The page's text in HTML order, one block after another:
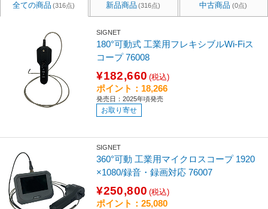
全ての商品 (316点) 新品商品 (316点) 中古商品 (0点)
SIGNET
180°可動式 工業用フレキシブルWi-Fiス
コープ 76008
¥182,660 (税込)
ポイント：18,266
発売日：2025年頃発売
お取り寄せ
SIGNET
360°可動 工業用マイクロスコープ 1920
×1080/録音・録画対応 76007
¥250,800 (税込)
ポイント：25,080